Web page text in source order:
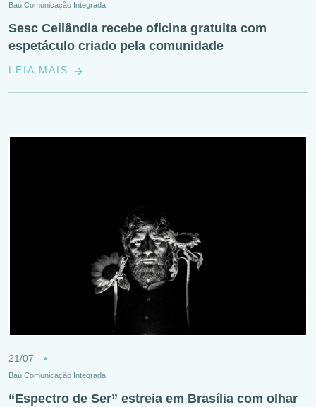
Baú Comunicação Integrada
Sesc Ceilândia recebe oficina gratuita com
espetáculo criado pela comunidade
LEIA MAIS
21/07
Baú Comunicação Integrada
“Espectro de Ser” estreia em Brasília com olhar